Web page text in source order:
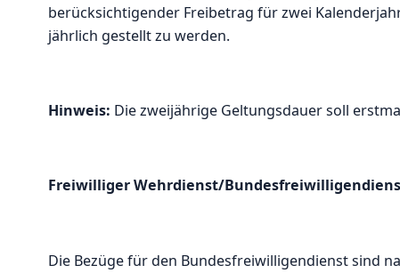
berücksichtigender Freibetrag für zwei
jährlich gestellt zu werden.
Hinweis: Die zweijährige Geltungsdauer soll
Freiwilliger Wehrdienst/
Die Bezüge für den Bundesfreiwilligendienst sind